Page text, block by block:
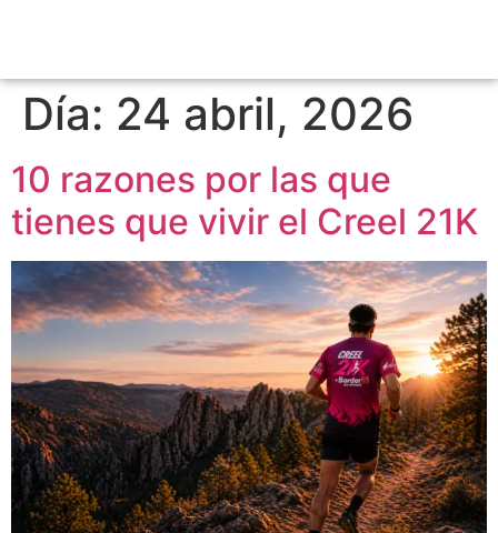
Día: 24 abril, 2026
10 razones por las que
tienes que vivir el Creel 21K